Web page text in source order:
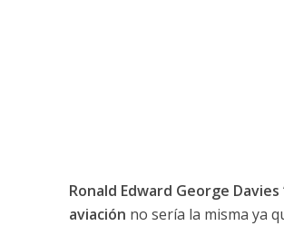
Ronald Edward George Davies
aviación no sería la misma ya